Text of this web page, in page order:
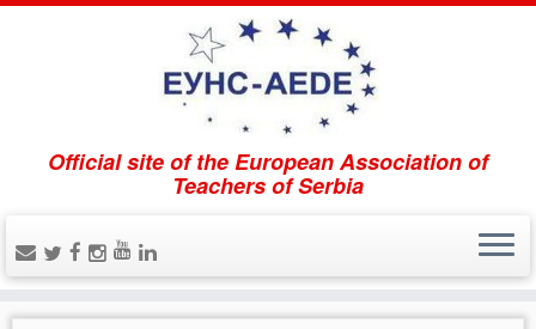
Official site of the European Association of
Teachers of Serbia
Accueil » Uncategorised